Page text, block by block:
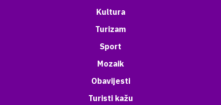
Kultura
Turizam
Sport
Mozaik
Obavijesti
Turisti kažu